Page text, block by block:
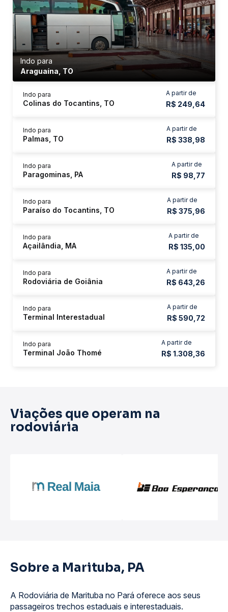
Indo para
Araguaína, TO
A partir de
R$ 249,64
Indo para
Colinas do Tocantins, TO
A partir de
R$ 338,98
Indo para
Palmas, TO
A partir de
R$ 98,77
Indo para
Paragominas, PA
A partir de
R$ 375,96
Indo para
Paraíso do Tocantins, TO
A partir de
R$ 135,00
Indo para
Açailândia, MA
A partir de
R$ 643,26
Indo para
Rodoviária de Goiânia
A partir de
R$ 590,72
Indo para
Terminal Interestadual
A partir de
R$ 1.308,36
Indo para
Terminal João Thomé
Viações que operam na
rodoviária
Sobre a Marituba, PA
A Rodoviária de Marituba no Pará oferece aos seus
passageiros trechos estaduais e interestaduais.